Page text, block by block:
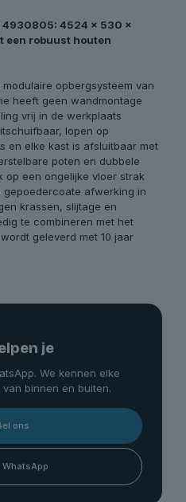
4930805: 4524 x 530 x
een robuust houten
modulaire opbergsysteem van
heeft geen wandmontage
vrij in de werkplaats
lopen op
en elke kast is afsluitbaar met
poten en dubbele
op een ongelijke vloer strak
gepoedercoate afwerking in
krassen, slijtage en
te combineren met het
geleverd met 10 jaar
je
We kennen elke
binnen en buiten.
ons
WhatsApp